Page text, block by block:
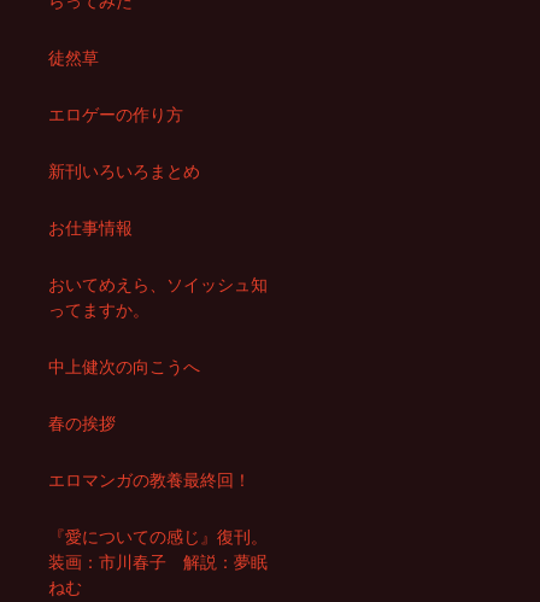
徒然草
エロゲーの作り方
新刊いろいろまとめ
お仕事情報
おいてめえら、ソイッシュ知
ってますか。
中上健次の向こうへ
春の挨拶
エロマンガの教養最終回！
『愛についての感じ』復刊。
装画：市川春子 解説：夢眠
ねむ